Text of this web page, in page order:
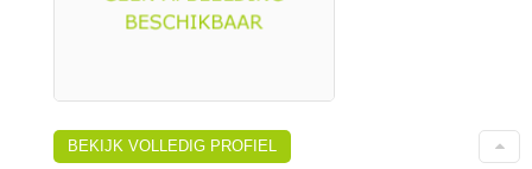
BEKIJK VOLLEDIG PROFIEL